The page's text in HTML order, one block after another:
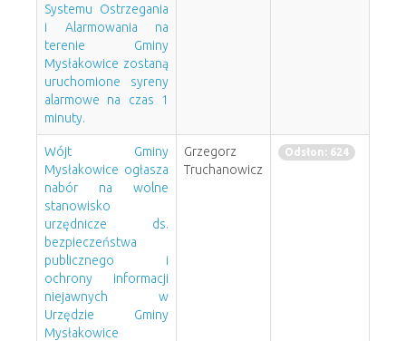
Systemu Ostrzegania
i Alarmowania na
terenie Gminy
Mysłakowice zostaną
uruchomione syreny
alarmowe na czas 1
minuty.
Wójt Gminy
Mysłakowice ogłasza
nabór na wolne
stanowisko
urzędnicze ds.
bezpieczeństwa
publicznego i
ochrony informacji
niejawnych w
Urzędzie Gminy
Mysłakowice
Grzegorz
Truchanowicz
Odsłon: 624